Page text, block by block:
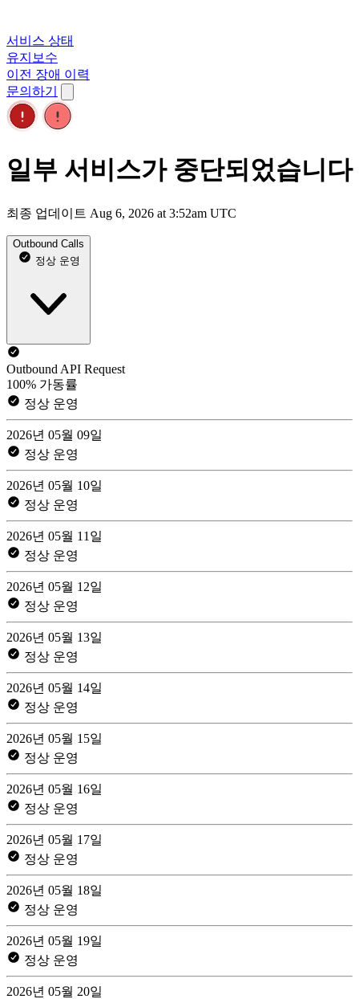
서비스 상태
유지보수
이전 장애 이력
문의하기
일부 서비스가 중단되었습니다
최종 업데이트 Aug 6, 2026 at 3:52am UTC
Outbound Calls
정상 운영
Outbound API Request
100% 가동률
정상 운영
2026년 05월 09일
정상 운영
2026년 05월 10일
정상 운영
2026년 05월 11일
정상 운영
2026년 05월 12일
정상 운영
2026년 05월 13일
정상 운영
2026년 05월 14일
정상 운영
2026년 05월 15일
정상 운영
2026년 05월 16일
정상 운영
2026년 05월 17일
정상 운영
2026년 05월 18일
정상 운영
2026년 05월 19일
정상 운영
2026년 05월 20일